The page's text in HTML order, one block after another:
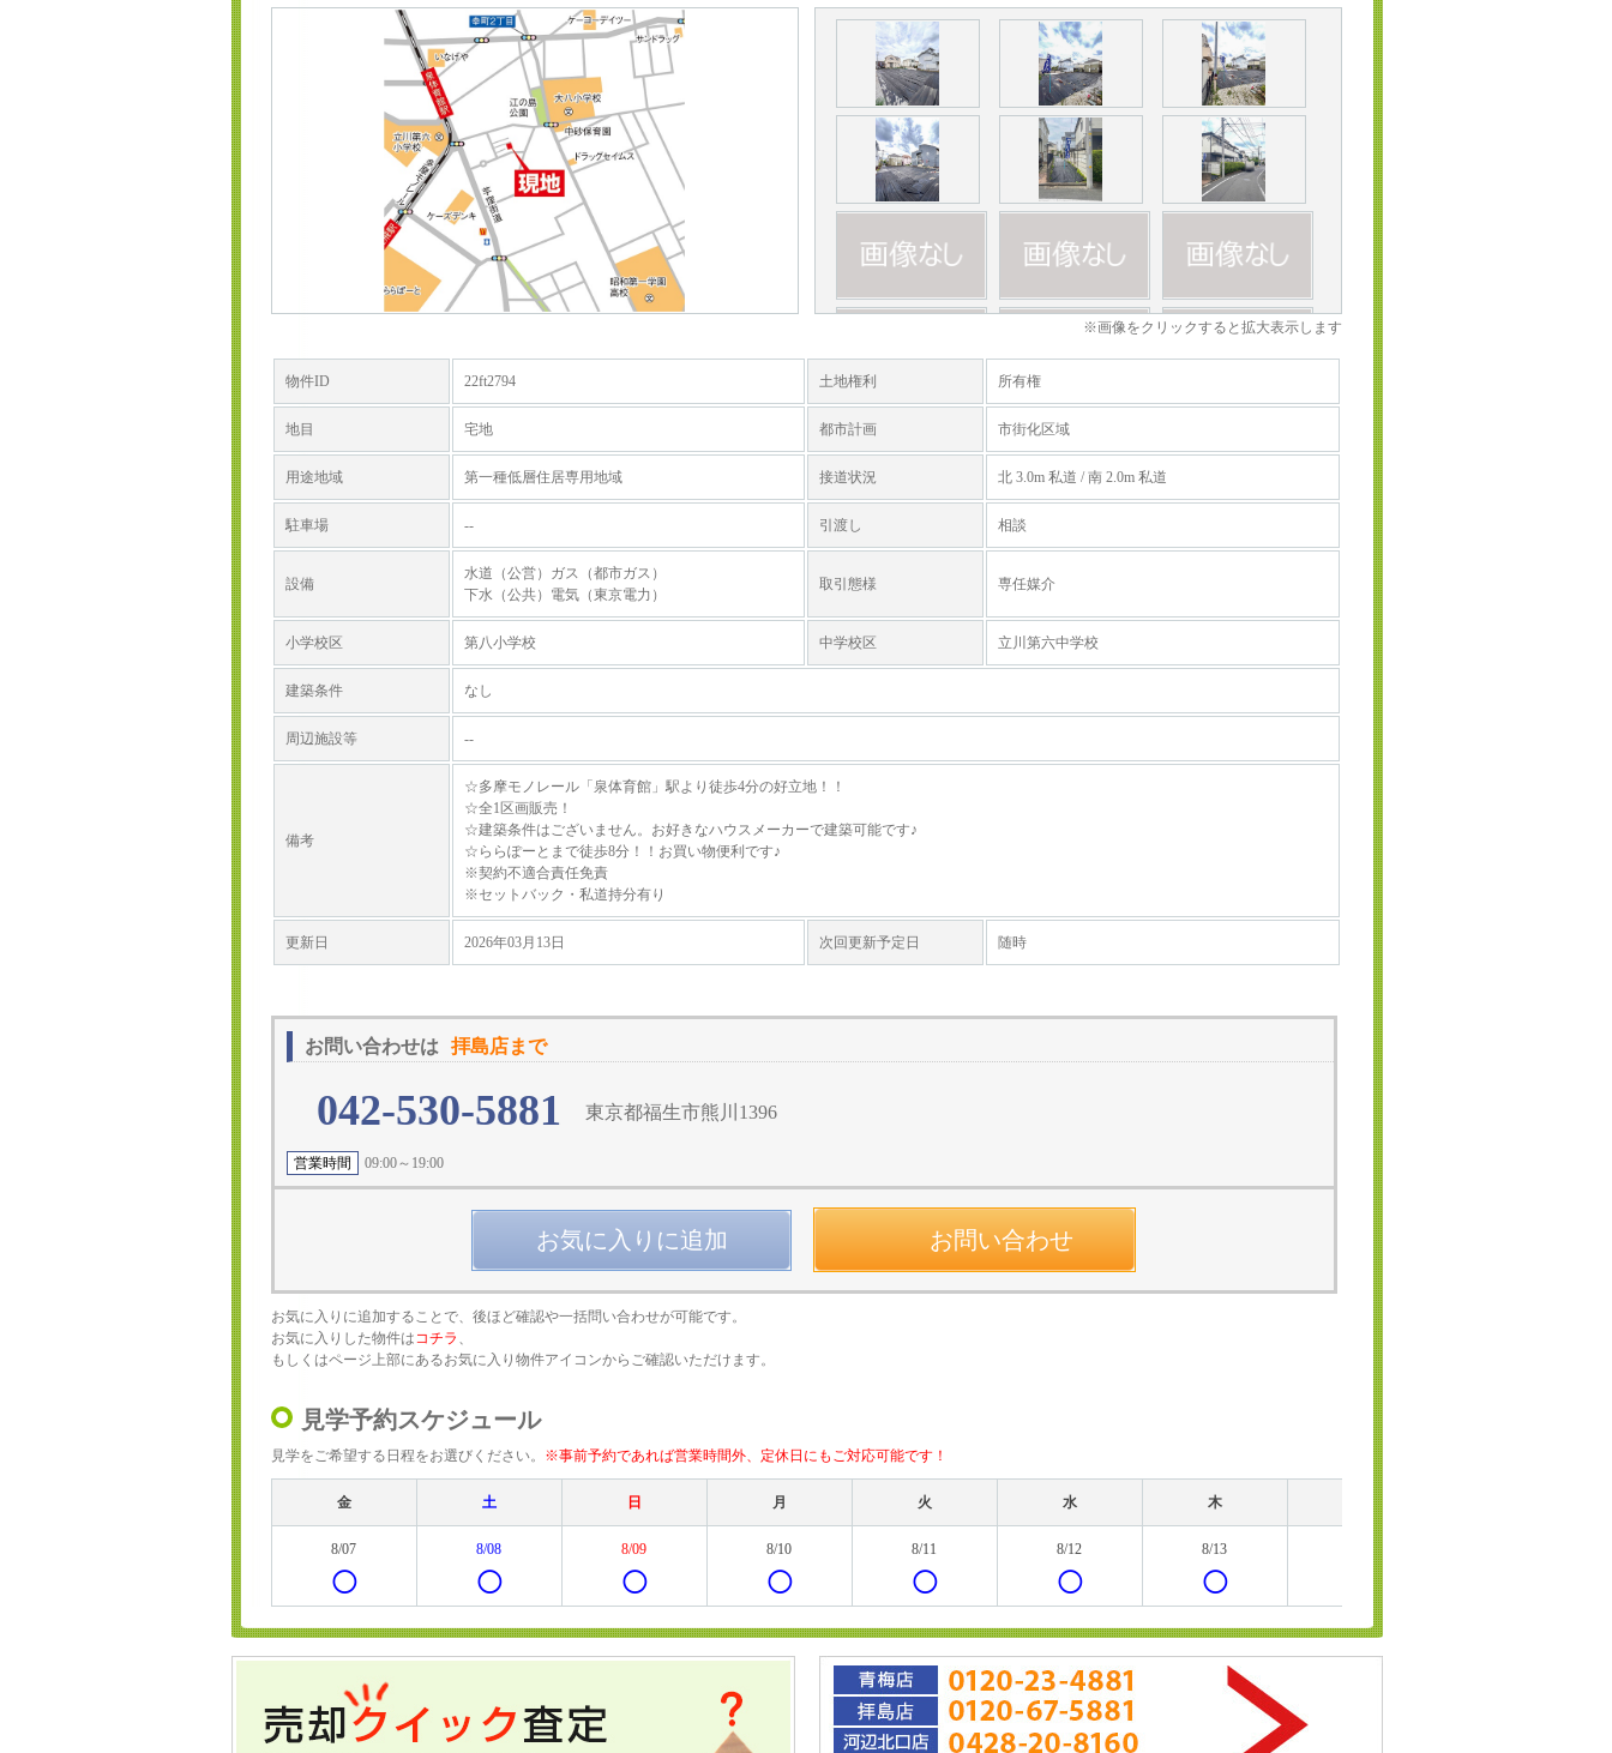
※画像をクリックすると拡大表示します
物件ID 22ft2794 土地権利 所有権
地目 宅地 都市計画 市街化区域
用途地域 第一種低層住居専用地域 接道状況 北 3.0m 私道 / 南 2.0m 私道
駐車場 -- 引渡し 相談
設備
水道（公営）ガス（都市ガス）
下水（公共）電気（東京電力）
取引態様 専任媒介
小学校区 第八小学校 中学校区 立川第六中学校
建築条件 なし
周辺施設等 --
備考
☆多摩モノレール「泉体育館」駅より徒歩4分の好立地！！
☆全1区画販売！
☆建築条件はございません。お好きなハウスメーカーで建築可能です♪
☆ららぽーとまで徒歩8分！！お買い物便利です♪
※契約不適合責任免責
※セットバック・私道持分有り
更新日 2026年03月13日 次回更新予定日 随時
お問い合わせは 拝島店まで
042-530-5881 東京都福生市熊川1396
営業時間 09:00～19:00
お問い合わせ
お気に入りに追加することで、後ほど確認や一括問い合わせが可能です。
お気に入りした物件はコチラ 、
もしくはページ上部にあるお気に入り物件アイコンからご確認いただけます。
見学予約スケジュール
見学をご希望する日程をお選びください。 ※事前予約であれば営業時間外、定休日にもご対応可能です！
金 土 日 月 火 水 木
8/07
◯
8/08
◯
8/09
◯
8/10
◯
8/11
◯
8/12
◯
8/13
◯